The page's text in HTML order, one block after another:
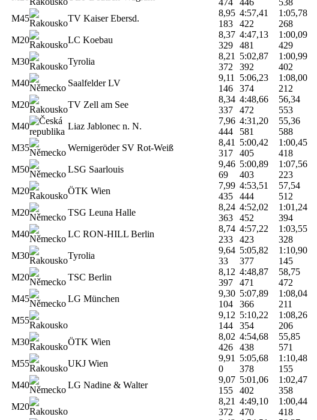
M45 TV Kaiser Ebersd.
8,95
183
4:57,41
422
1:05,78
268
M20 LC Koebau
8,37
329
4:47,13
481
1:00,09
429
M30 Tyrolia
8,21
372
5:02,87
392
1:00,99
402
M40 Saalfelder LV
9,11
146
5:06,23
374
1:08,00
212
M20 TV Zell am See
8,34
337
4:48,66
472
56,34
553
M40 Liaz Jablonec n. N.
7,96
444
4:31,20
581
55,36
588
M35 Wernigeröder SV Rot-Weiß
8,41
317
5:00,42
405
1:00,45
418
M50 LSG Saarlouis
9,46
69
5:00,89
403
1:07,56
223
M20 ÖTK Wien
7,99
435
4:53,51
444
57,54
512
M20 TSG Leuna Halle
8,24
363
4:52,02
452
1:01,24
394
M40 LC RON-HILL Berlin
8,74
233
4:57,22
423
1:03,55
328
M30 Tyrolia
9,64
33
5:05,82
377
1:10,90
145
M20 TSC Berlin
8,12
397
4:48,87
471
58,75
472
M45 LG München
9,30
104
5:07,89
366
1:08,04
211
M55
9,12
144
5:10,22
354
1:08,26
206
M30 ÖTK Wien
8,02
426
4:54,68
438
55,85
571
M55 UKJ Wien
9,91
0
5:05,68
378
1:10,48
155
M40 LG Nadine & Walter
9,07
155
5:01,06
402
1:02,47
358
M20
8,21
372
4:49,10
470
1:00,44
418